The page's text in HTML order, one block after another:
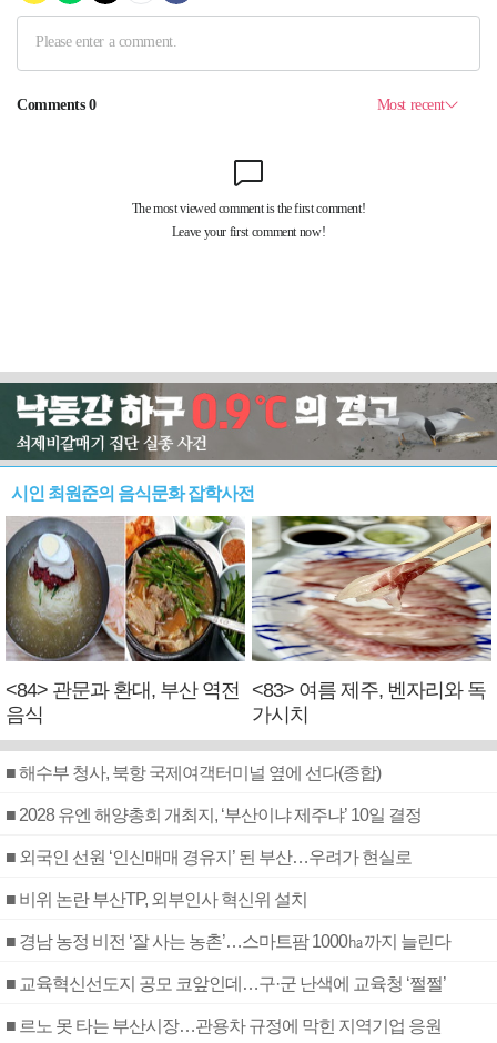
시인 최원준의 음식문화 잡학사전
<84> 관문과 환대, 부산 역전
음식
<83> 여름 제주, 벤자리와 독
가시치
■ 해수부 청사, 북항 국제여객터미널 옆에 선다(종합)
■ 2028 유엔 해양총회 개최지, ‘부산이냐 제주냐’ 10일 결정
■ 외국인 선원 ‘인신매매 경유지’ 된 부산…우려가 현실로
■ 비위 논란 부산TP, 외부인사 혁신위 설치
■ 경남 농정 비전 ‘잘 사는 농촌’…스마트팜 1000㏊까지 늘린다
■ 교육혁신선도지 공모 코앞인데…구·군 난색에 교육청 ‘쩔쩔’
■ 르노 못 타는 부산시장…관용차 규정에 막힌 지역기업 응원